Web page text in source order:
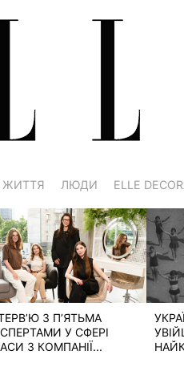
ЖИТТЯ ЛЮДИ ELLE
З П’ЯТЬМА
У СФЕРІ
З КОМПАНІЇ...